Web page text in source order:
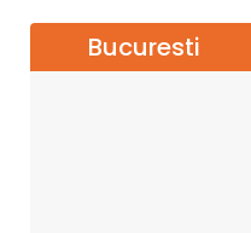
Bucuresti